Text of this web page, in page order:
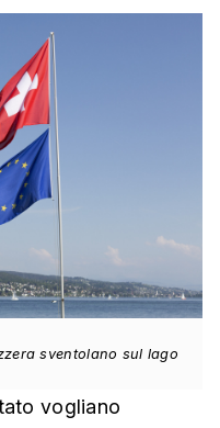
sventolano sul lago
vogliano